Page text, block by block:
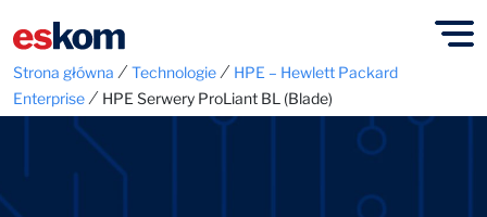
Strona główna ⁄Technologie⁄ HPE – Hewlett Packard
Enterprise⁄ HPE Serwery ProLiant BL (Blade)